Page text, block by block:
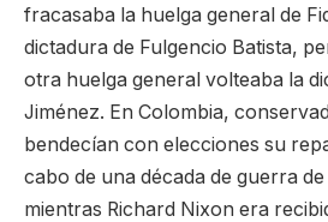
fracasaba la huelga general de
dictadura de Fulgencio Batista,
otra huelga general volteaba la
Jiménez. En Colombia,
bendecían con elecciones su
cabo de una década de guerra
mientras Richard Nixon era